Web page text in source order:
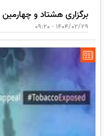
برگزاری هشتاد و
1404/02/29 - 09:20